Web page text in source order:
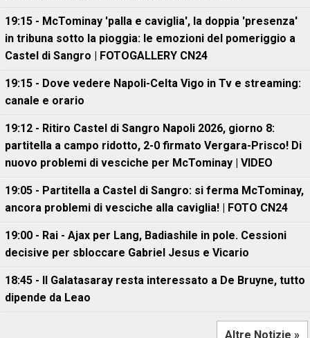
19:15 - McTominay 'palla e caviglia', la doppia 'presenza'
in tribuna sotto la pioggia: le emozioni del pomeriggio a
Castel di Sangro | FOTOGALLERY CN24
19:15 - Dove vedere Napoli-Celta Vigo in Tv e streaming:
canale e orario
19:12 - Ritiro Castel di Sangro Napoli 2026, giorno 8:
partitella a campo ridotto, 2-0 firmato Vergara-Prisco! Di
nuovo problemi di vesciche per McTominay | VIDEO
19:05 - Partitella a Castel di Sangro: si ferma McTominay,
ancora problemi di vesciche alla caviglia! | FOTO CN24
19:00 - Rai - Ajax per Lang, Badiashile in pole. Cessioni
decisive per sbloccare Gabriel Jesus e Vicario
18:45 - Il Galatasaray resta interessato a De Bruyne, tutto
dipende da Leao
Altre Notizie »